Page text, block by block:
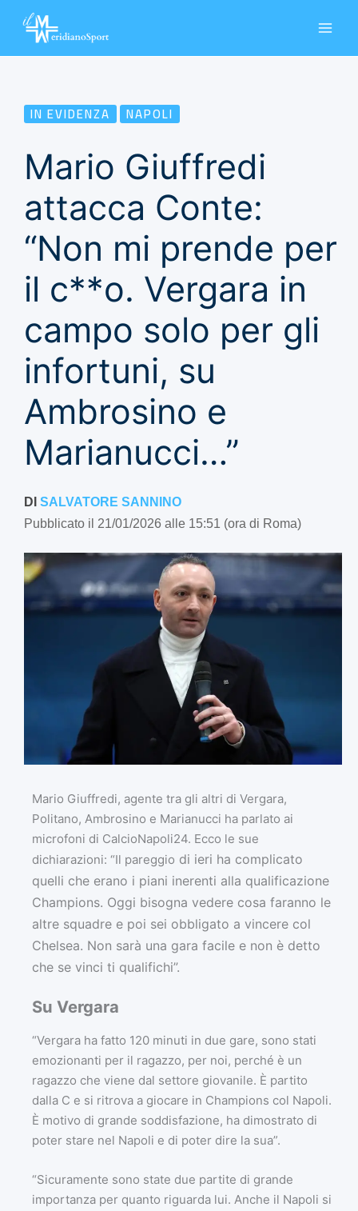
IN EVIDENZA NAPOLI
Mario Giuffredi
attacca Conte:
“Non mi prende per
il c**o. Vergara in
campo solo per gli
infortuni, su
Ambrosino e
Marianucci…”
DI SALVATORE SANNINO
Pubblicato il 21/01/2026 alle 15:51 (ora di Roma)
Mario Giuffredi, agente tra gli altri di Vergara,
Politano, Ambrosino e Marianucci ha parlato ai
microfoni di CalcioNapoli24. Ecco le sue
dichiarazioni: “Il pareggio di ieri ha complicato
quelli che erano i piani inerenti alla qualificazione
Champions. Oggi bisogna vedere cosa faranno le
altre squadre e poi sei obbligato a vincere col
Chelsea. Non sarà una gara facile e non è detto
che se vinci ti qualifichi”.
Su Vergara
“Vergara ha fatto 120 minuti in due gare, sono stati
emozionanti per il ragazzo, per noi, perché è un
ragazzo che viene dal settore giovanile. È partito
dalla C e si ritrova a giocare in Champions col Napoli.
È motivo di grande soddisfazione, ha dimostrato di
poter stare nel Napoli e di poter dire la sua”.
“Sicuramente sono state due partite di grande
importanza per quanto riguarda lui. Anche il Napoli si